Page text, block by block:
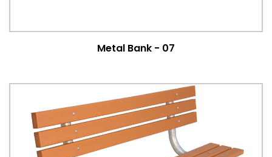
Metal Bank - 07